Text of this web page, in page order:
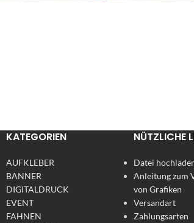
KATEGORIEN
AUFKLEBER
BANNER
DIGITALDRUCK
EVENT
FAHNEN
NÜTZLICHE
Datei
Anleitung zum
von Grafiken
Versandart
Zahlungsarten